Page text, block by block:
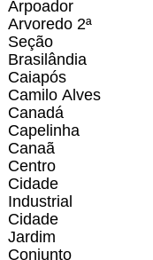
Arpoador
Arvoredo 2ª
Seção
Brasilândia
Caiapós
Camilo Alves
Canadá
Capelinha
Canaã
Centro
Cidade
Industrial
Cidade
Jardim
Conjunto